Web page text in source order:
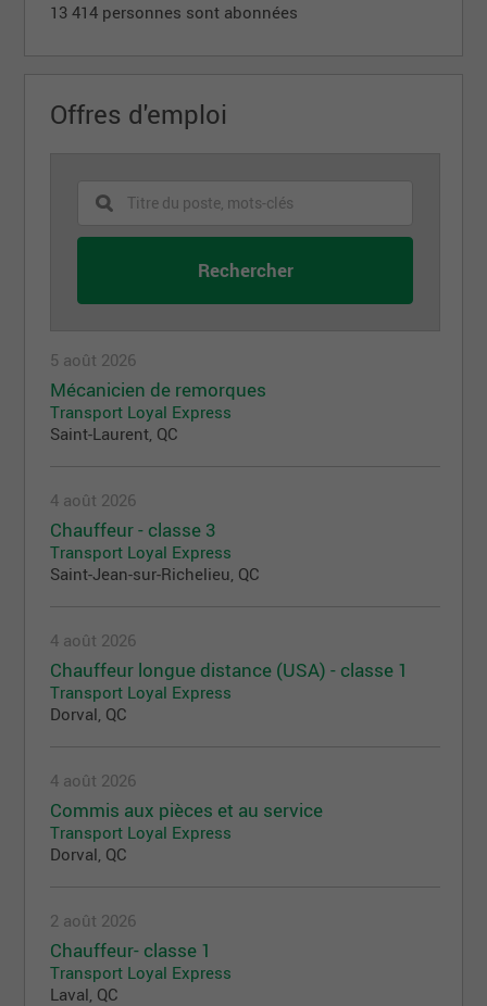
13 414 personnes sont abonnées
Offres d'emploi
5 août 2026
Mécanicien de remorques
Transport Loyal Express
Saint-Laurent, QC
4 août 2026
Chauffeur - classe 3
Transport Loyal Express
Saint-Jean-sur-Richelieu, QC
4 août 2026
Chauffeur longue distance (USA) - classe 1
Transport Loyal Express
Dorval, QC
4 août 2026
Commis aux pièces et au service
Transport Loyal Express
Dorval, QC
2 août 2026
Chauffeur- classe 1
Transport Loyal Express
Laval, QC